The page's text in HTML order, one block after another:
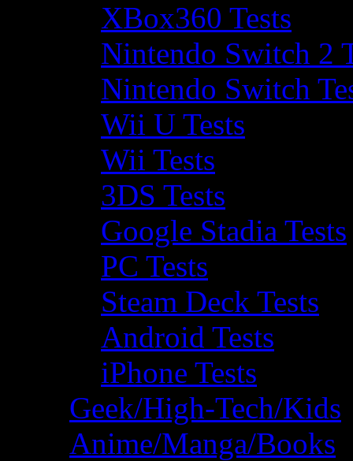
XBox360 Tests
Nintendo Switch 2
Nintendo Switch
Wii U Tests
Wii Tests
3DS Tests
Google Stadia Tests
PC Tests
Steam Deck Tests
Android Tests
iPhone Tests
Geek/High-Tech/Kids
Anime/Manga/Books